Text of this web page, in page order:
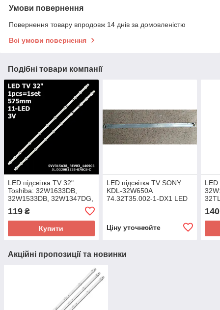
Умови повернення
Повернення товару впродовж 14 днів за домовленістю
Всі умови повернення
Подібні товари компанії
LED підсвітка TV 32"
Toshiba: 32W1633DB,
32W1533DB, 32W1347DG,
32W1333DB 1шт.
119 ₴
Купити
LED підсвітка TV SONY
KDL-32W650A
74.32T35.002-1-DX1 LED
Ціну уточнюйте
LED
1
140
Акційні пропозиції та новинки